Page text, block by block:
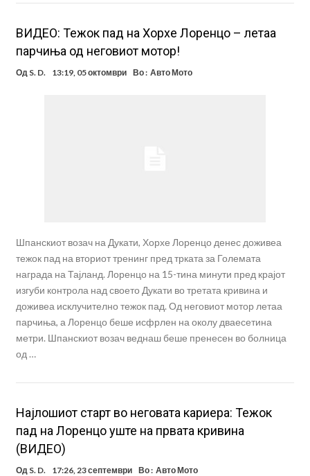
ВИДЕО: Тежок пад на Хорхе Лоренцо – летаа
парчиња од неговиот мотор!
Од S. D. 13:19, 05 октомври Во : Авто Мото
Шпанскиот возач на Дукати, Хорхе Лоренцо денес доживеа
тежок пад на вториот тренинг пред трката за Големата
награда на Тајланд. Лоренцо на 15-тина минути пред крајот
изгуби контрола над своето Дукати во третата кривина и
доживеа исклучително тежок пад. Од неговиот мотор летаа
парчиња, а Лоренцо беше исфрлен на околу дваесетина
метри. Шпанскиот возач веднаш беше пренесен во болница
од …
Најлошиот старт во неговата кариера: Тежок
пад на Лоренцо уште на првата кривина
(ВИДЕО)
Од S. D. 17:26, 23 септември Во : Авто Мото